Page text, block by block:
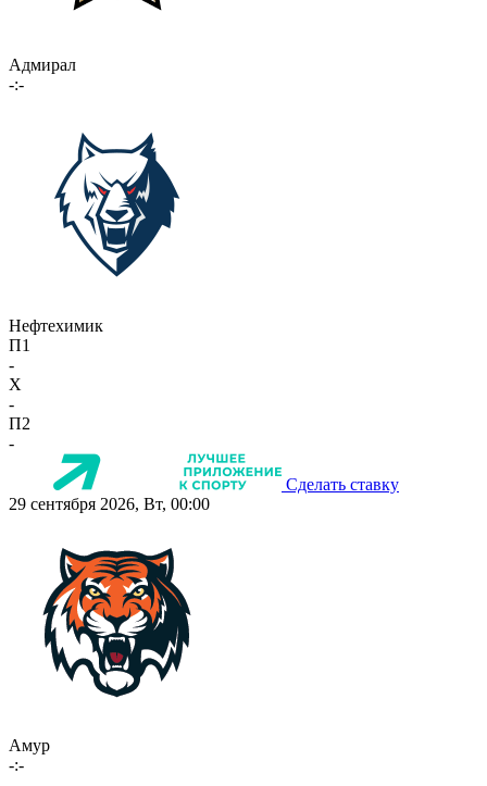
Адмирал
-:-
Нефтехимик
П1
-
X
-
П2
-
Сделать ставку
29 сентября 2026, Вт, 00:00
Амур
-:-